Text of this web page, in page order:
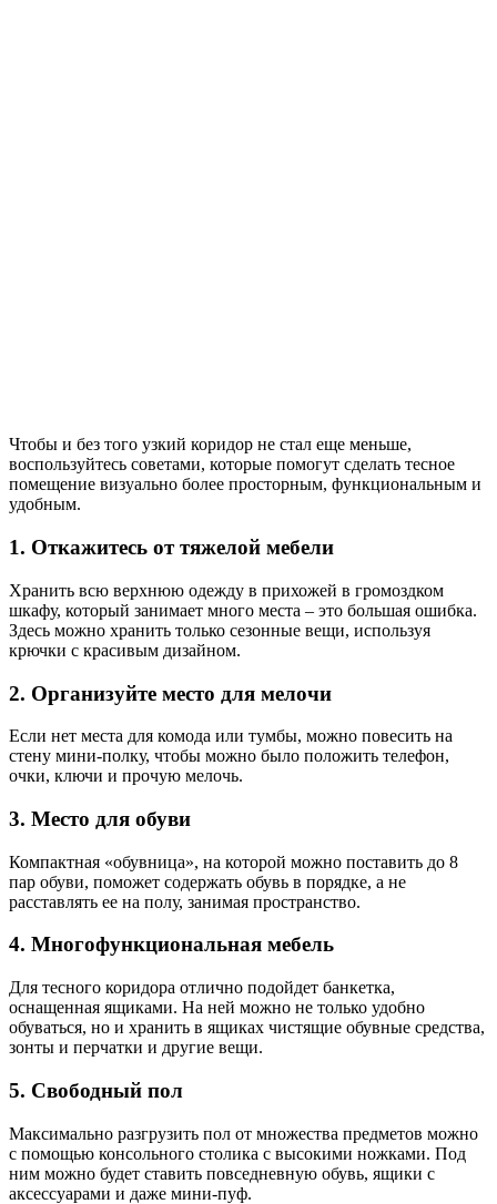
Чтобы и без того узкий коридор не стал еще меньше,
воспользуйтесь советами, которые помогут сделать тесное
помещение визуально более просторным, функциональным и
удобным.
1. Откажитесь от тяжелой мебели
Хранить всю верхнюю одежду в прихожей в громоздком
шкафу, который занимает много места – это большая ошибка.
Здесь можно хранить только сезонные вещи, используя
крючки с красивым дизайном.
2. Организуйте место для мелочи
Если нет места для комода или тумбы, можно повесить на
стену мини-полку, чтобы можно было положить телефон,
очки, ключи и прочую мелочь.
3. Место для обуви
Компактная «обувница», на которой можно поставить до 8
пар обуви, поможет содержать обувь в порядке, а не
расставлять ее на полу, занимая пространство.
4. Многофункциональная мебель
Для тесного коридора отлично подойдет банкетка,
оснащенная ящиками. На ней можно не только удобно
обуваться, но и хранить в ящиках чистящие обувные средства,
зонты и перчатки и другие вещи.
5. Свободный пол
Максимально разгрузить пол от множества предметов можно
с помощью консольного столика с высокими ножками. Под
ним можно будет ставить повседневную обувь, ящики с
аксессуарами и даже мини-пуф.